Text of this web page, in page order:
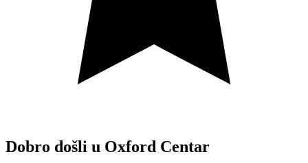
Dobro došli u Oxford Centar